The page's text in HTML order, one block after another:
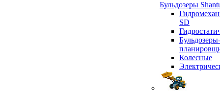
Бульдозеры
SD
Бульдозеры-
Колесные